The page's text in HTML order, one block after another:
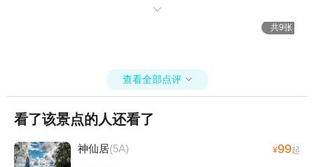
舍鹦鹉主题乐园+龙泉瓯江源漂流+瓯江源一
号码头+黄龙城市森林公园1日游

共9张
查看全部点评 
看了该景点的人还看了
神仙居(5A) ¥99起